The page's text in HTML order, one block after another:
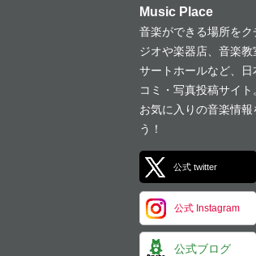
Music Place
音楽ができる場所を
ジオや楽器店、音楽
サートホールなど、
コミ・写真投稿サイト
お気に入りの音楽情
う！
公式 twitter
公式 Instagram
公式ブログ